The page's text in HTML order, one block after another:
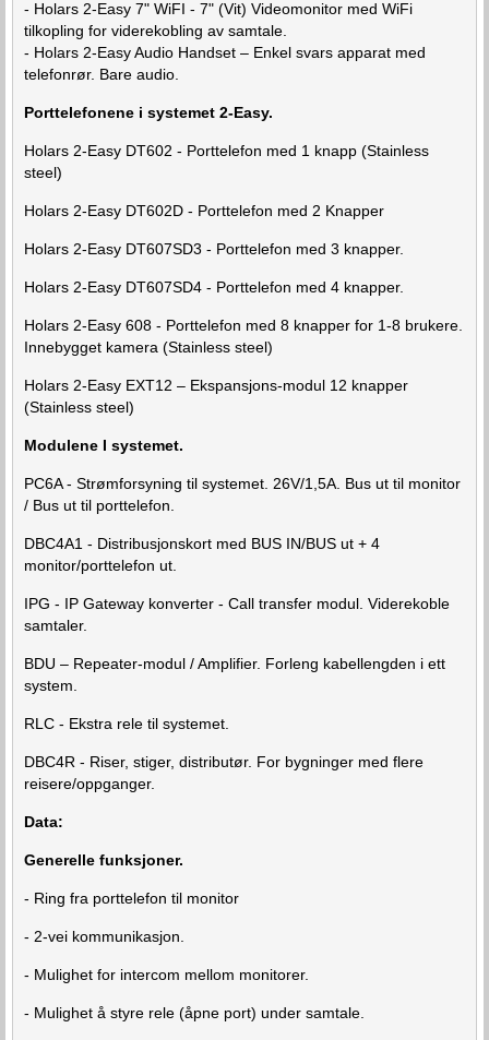
- Holars 2-Easy 7" WiFI - 7" (Vit) Videomonitor med WiFi
tilkopling for viderekobling av samtale.
- Holars 2-Easy Audio Handset – Enkel svars apparat med
telefonrør. Bare audio.
Porttelefonene i systemet 2-Easy.
Holars 2-Easy DT602 - Porttelefon med 1 knapp (Stainless
steel)
Holars 2-Easy DT602D - Porttelefon med 2 Knapper
Holars 2-Easy DT607SD3 - Porttelefon med 3 knapper.
Holars 2-Easy DT607SD4 - Porttelefon med 4 knapper.
Holars 2-Easy 608 - Porttelefon med 8 knapper for 1-8 brukere.
Innebygget kamera (Stainless steel)
Holars 2-Easy EXT12 – Ekspansjons-modul 12 knapper
(Stainless steel)
Modulene I systemet.
PC6A - Strømforsyning til systemet. 26V/1,5A. Bus ut til monitor
/ Bus ut til porttelefon.
DBC4A1 - Distribusjonskort med BUS IN/BUS ut + 4
monitor/porttelefon ut.
IPG - IP Gateway konverter - Call transfer modul. Viderekoble
samtaler.
BDU – Repeater-modul / Amplifier. Forleng kabellengden i ett
system.
RLC - Ekstra rele til systemet.
DBC4R - Riser, stiger, distributør. For bygninger med flere
reisere/oppganger.
Data:
Generelle funksjoner.
- Ring fra porttelefon til monitor
- 2-vei kommunikasjon.
- Mulighet for intercom mellom monitorer.
- Mulighet å styre rele (åpne port) under samtale.